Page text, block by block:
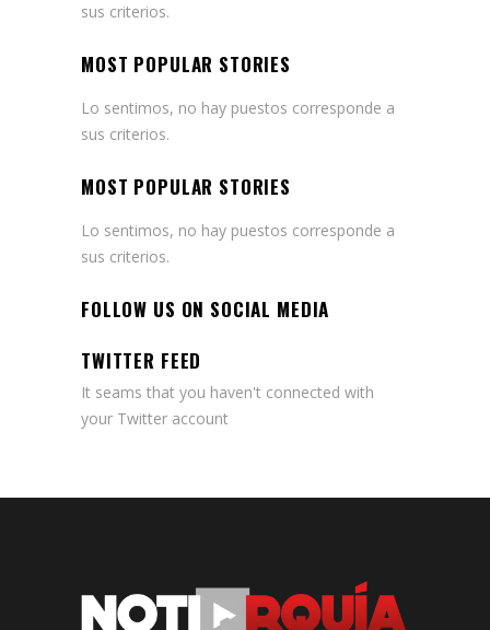
sus criterios.
MOST POPULAR STORIES
Lo sentimos, no hay puestos corresponde a
sus criterios.
MOST POPULAR STORIES
Lo sentimos, no hay puestos corresponde a
sus criterios.
FOLLOW US ON SOCIAL MEDIA
TWITTER FEED
It seams that you haven't connected with
your Twitter account